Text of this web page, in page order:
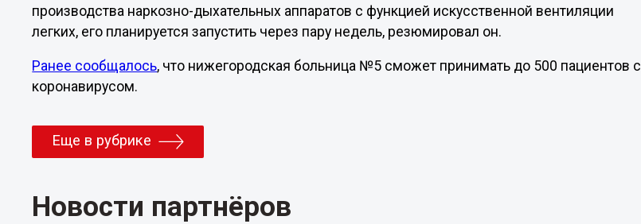
производства наркозно-дыхательных аппаратов с функцией искусственной вентиляции
легких, его планируется запустить через пару недель, резюмировал он.
Ранее сообщалось, что нижегородская больница №5 сможет принимать до 500 пациентов с
коронавирусом.
Еще в рубрике
Новости партнёров